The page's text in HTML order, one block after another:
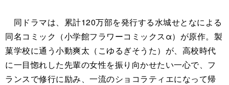
同ドラマは、累計120万部を発行する水城せとなによる
同名コミック（小学館フラワーコミックスα）が原作。製
菓学校に通う小動爽太（こゆるぎそうた）が、高校時代
に一目惚れした先輩の女性を振り向かせたい一心で、フ
ランスで修行に励み、一流のショコラティエになって帰